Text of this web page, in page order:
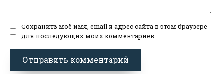
Сохранить моё имя, email и адрес сайта в этом браузере
для последующих моих комментариев.